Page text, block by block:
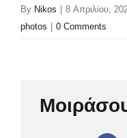
By Nikos 8 Απριλίου,
photos
0 Comments